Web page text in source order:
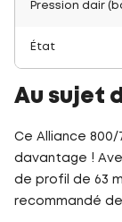
Pression dair
État
Au sujet
Ce Alliance
davantage !
de profil de 63
recommandé